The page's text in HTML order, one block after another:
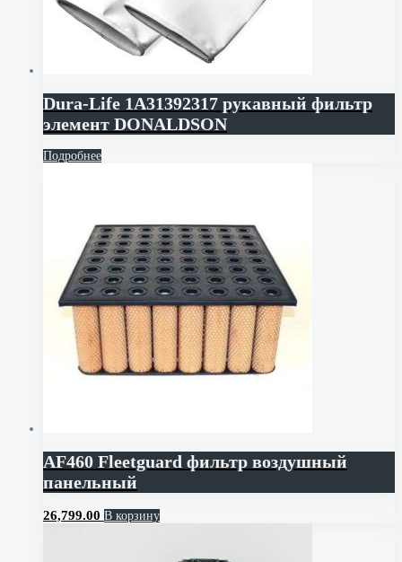
Dura-Life 1A31392317 рукавный фильтр
элемент DONALDSON
Подробнее
AF460 Fleetguard фильтр воздушный
панельный
26,799.00 В корзину